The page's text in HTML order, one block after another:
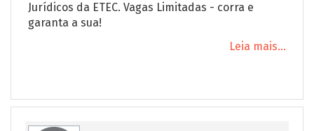
Jurídicos da ETEC. Vagas Limitadas - corra e
garanta a sua!
Leia mais...